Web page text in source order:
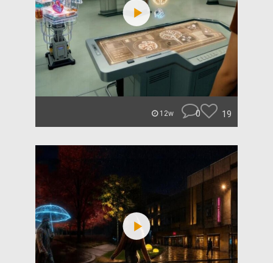
12w 0 19